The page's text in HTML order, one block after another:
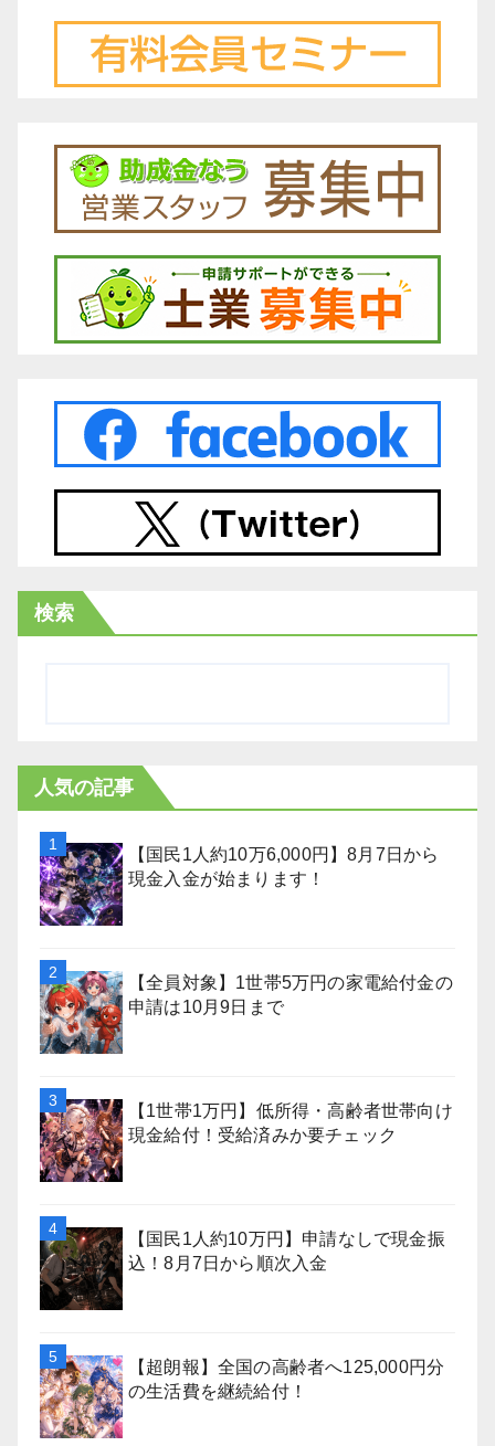
検索
人気の記事
【国民1人約10万6,000円】8月7日から
現金入金が始まります！
【全員対象】1世帯5万円の家電給付金の
申請は10月9日まで
【1世帯1万円】低所得・高齢者世帯向け
現金給付！受給済みか要チェック
【国民1人約10万円】申請なしで現金振
込！8月7日から順次入金
【超朗報】全国の高齢者へ125,000円分
の生活費を継続給付！